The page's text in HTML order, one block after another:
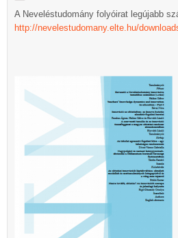
A Neveléstudomány folyóirat legújabb
http://nevelestudomany.elte.hu/